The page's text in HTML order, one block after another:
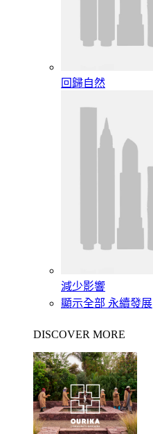
回歸自然
減少影響
顯示全部 永續發展
DISCOVER MORE